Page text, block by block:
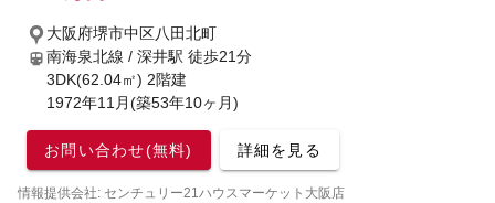
大阪府堺市中区八田北町
南海泉北線 / 深井駅 徒歩21分
3DK(62.04㎡) 2階建
1972年11月(築53年10ヶ月)
お問い合わせ(無料) 詳細を見る
情報提供会社: センチュリー21ハウスマーケット大阪店